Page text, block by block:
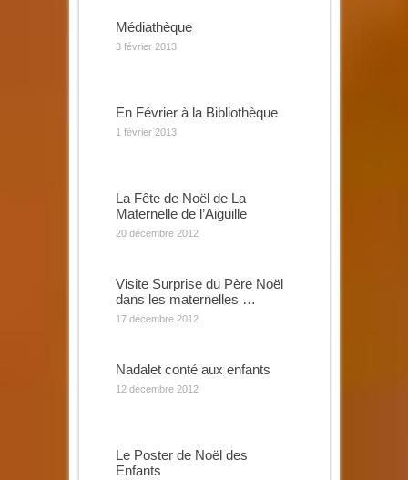
Médiathèque
3 février 2013
En Février à la Bibliothèque
1 février 2013
La Fête de Noël de La
Maternelle de l’Aiguille
20 décembre 2012
Visite Surprise du Père Noël
dans les maternelles …
17 décembre 2012
Nadalet conté aux enfants
12 décembre 2012
Le Poster de Noël des
Enfants